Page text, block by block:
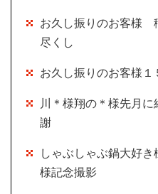
お久し振りのお客様
尽くし
お久し振りのお客様
川＊様翔の＊様先月
謝
しゃぶしゃぶ鍋大好
様記念撮影